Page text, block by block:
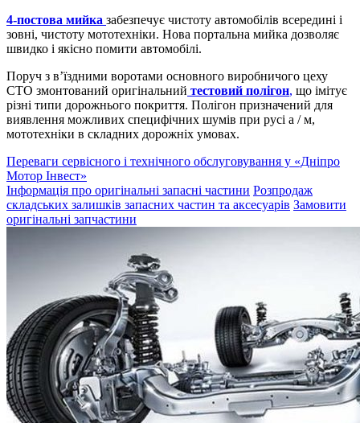
4-постова мийка забезпечує чистоту автомобілів всередині і
зовні, чистоту мототехніки. Нова портальна мийка дозволяє
швидко і якісно помити автомобілі.
Поруч з в’їздними воротами основного виробничого цеху
СТО змонтований оригінальний тестовий полігон, що імітує
різні типи дорожнього покриття. Полігон призначений для
виявлення можливих специфічних шумів при русі а / м,
мототехніки в складних дорожніх умовах.
Переваги сервісного і технічного обслуговування у «Дніпро
Мотор Інвест»
Інформація про оригінальні запасні частини Розпродаж
складських залишків запасних частин та аксесуарів Замовити
оригінальні запчастини